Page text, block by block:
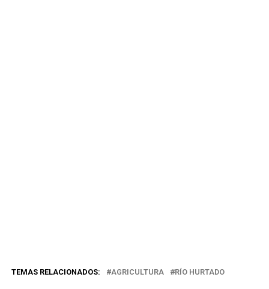
TEMAS RELACIONADOS: AGRICULTURA RÍO HURTADO